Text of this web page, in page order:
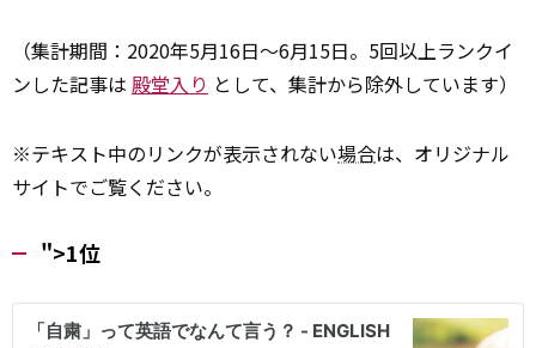
（集計期間：2020年5月16日～6月15日。5回以上ランクイ
ンした記事は 殿堂入り として、集計から除外しています）
※テキスト中のリンクが表示されない場合は、オリジナル
サイトでご覧ください。
">1位